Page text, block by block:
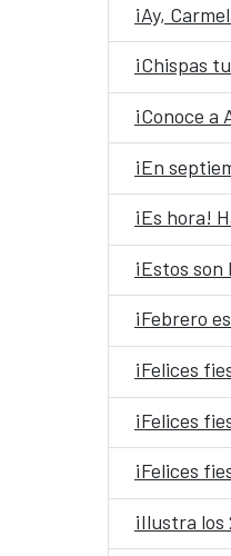
¡Ay,
¡Chispas
¡Conoce
¡En
¡Es hora!
¡Estos
¡Febrero
¡Felices
¡Felices
¡Felices
¡Ilustra